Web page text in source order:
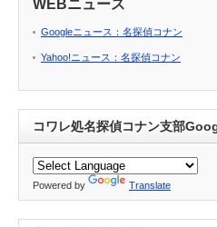
WEBニュース
Googleニュース：名探偵コナン
Yahoo!ニュース：名探偵コナン
コワレ処名探偵コナン支部
Powered by Translate